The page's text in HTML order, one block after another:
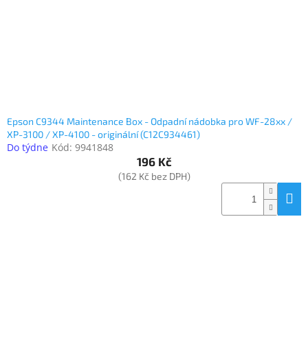
Epson C9344 Maintenance Box - Odpadní nádobka pro WF-28xx /
XP-3100 / XP-4100 - originální (C12C934461)
Do týdne Kód: 9941848
196 Kč
(162 Kč bez DPH)